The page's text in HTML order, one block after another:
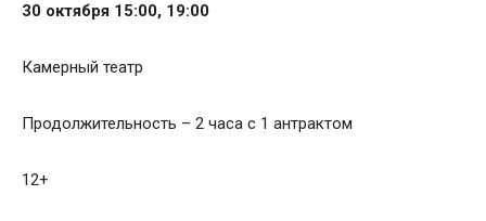
30 октября 15:00, 19:00
Камерный театр
Продолжительность – 2 часа с 1 антрактом
12+